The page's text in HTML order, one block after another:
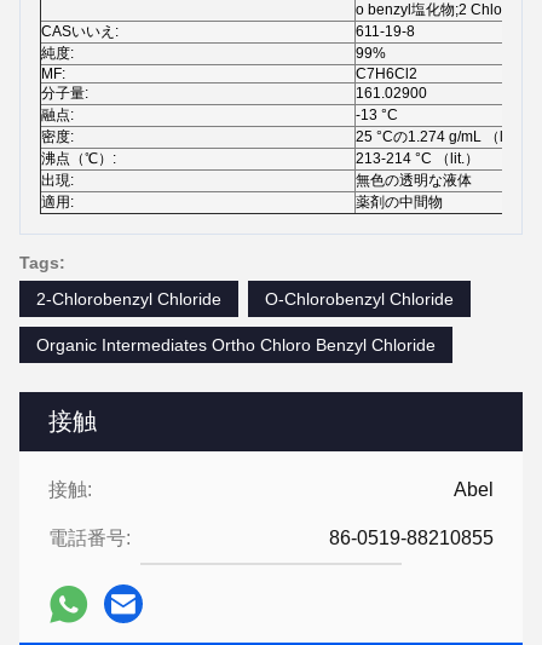
接触
接触: Abel
電話番号: 86-0519-88210855
o benzyl塩化物;2
CASいいえ:
611-19-8
純度:
99%
MF:
C7H6Cl2
分子量:
161.02900
融点:
-13 °C
密度:
25 °Cの1.274 g/mL （lit.）
沸点（℃）:
213-214 °C （lit.）
出現:
無色の透明な液体
適用:
薬剤の中間物
Tags:
2-Chlorobenzyl Chloride
O-Chlorobenzyl Chloride
Organic Intermediates Ortho Chloro Benzyl Chloride